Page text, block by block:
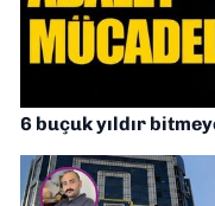
6 buçuk yıldır